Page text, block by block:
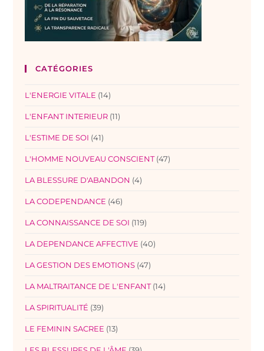
CATÉGORIES
L'ENERGIE VITALE (14)
L'ENFANT INTERIEUR (11)
L'ESTIME DE SOI (41)
L'HOMME NOUVEAU CONSCIENT (47)
LA BLESSURE D'ABANDON (4)
LA CODEPENDANCE (46)
LA CONNAISSANCE DE SOI (119)
LA DEPENDANCE AFFECTIVE (40)
LA GESTION DES EMOTIONS (47)
LA MALTRAITANCE DE L'ENFANT (14)
LA SPIRITUALITÉ (39)
LE FEMININ SACREE (13)